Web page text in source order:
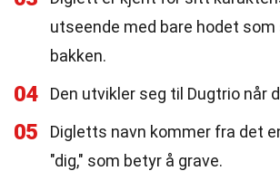
utseende med bare hodet
bakken.
04 Den utvikler seg til Dugtrio når
05
Digletts navn kommer fra det
"dig," som betyr å grave.